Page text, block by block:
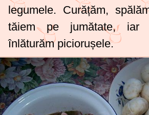
legumele. Curățăm,
tăiem pe jumătate, iar
înlăturăm piciorușele.